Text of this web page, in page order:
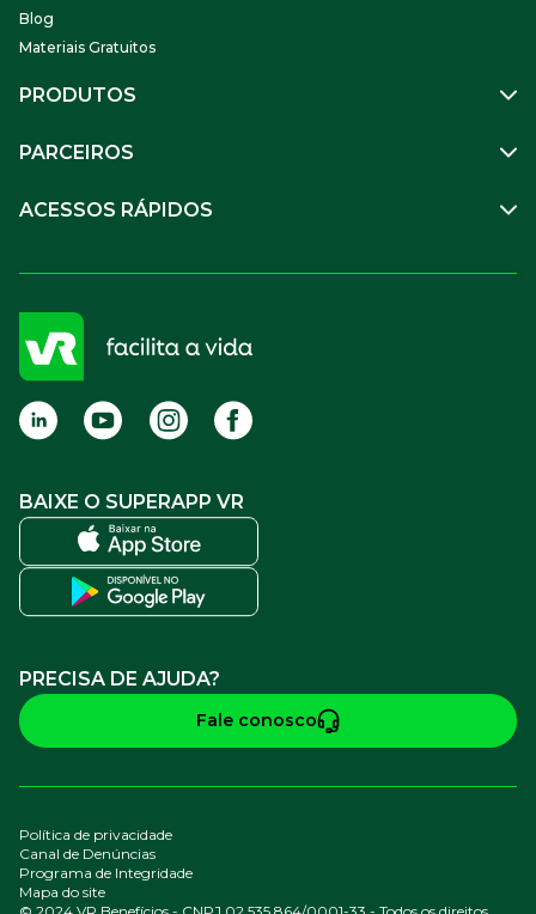
Blog
Materiais Gratuitos
PRODUTOS
Benefícios
Soluções Financeiras
Compre Online
PARCEIROS
Parceiro VR
APP VR Estabelecimentos
ACESSOS RÁPIDOS
Sou empresa
FAQ
Termos de Uso
BAIXE O SUPERAPP VR
PRECISA DE AJUDA?
Fale conosco
Política de privacidade
Canal de Denúncias
Programa de Integridade
Mapa do site